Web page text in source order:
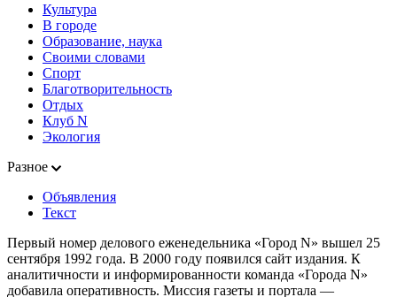
Культура
В городе
Образование, наука
Своими словами
Спорт
Благотворительность
Отдых
Клуб N
Экология
Разное
Объявления
Текст
Первый номер делового еженедельника «Город N» вышел 25
сентября 1992 года. В 2000 году появился сайт издания. К
аналитичности и информированности команда «Города N»
добавила оперативность. Миссия газеты и портала —